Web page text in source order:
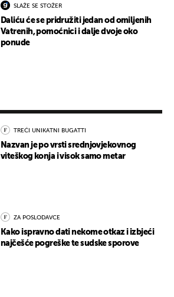
SLAŽE SE STOŽER
Daliću će se pridružiti jedan od omiljenih
Vatrenih, pomoćnici i dalje dvoje oko
ponude
TREĆI UNIKATNI BUGATTI
Nazvan je po vrsti srednjovjekovnog
viteškog konja i visok samo metar
ZA POSLODAVCE
Kako ispravno dati nekome otkaz i izbjeći
najčešće pogreške te sudske sporove